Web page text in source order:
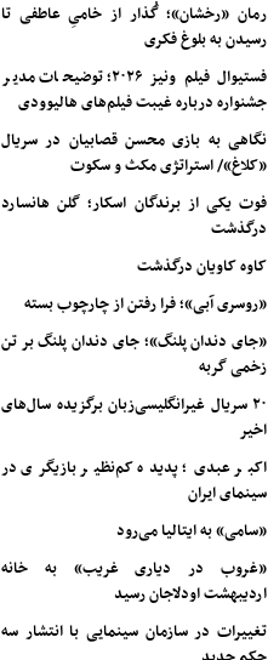
رمان «رخشان»؛ گُذار از خامیِ عاطفی تا
رسیدن به بلوغ فکری
فستیوال فیلم ونیز ۲۰۲۶؛ توضیحات مدیر
جشنواره درباره غیبت فیلم‌های هالیوودی
نگاهی به بازی محسن قصابیان در سریال
«کلاغ»/ استراتژی مکث و سکوت
فوت یکی از برندگان اسکار؛ گلن هانسارد
درگذشت
کاوه کاویان درگذشت
«روسری آبی»؛ فرا رفتن از چارچوب بسته
«جای دندان پلنگ»؛ جای دندان پلنگ بر تن
زخمی گربه
۲۰ سریال غیرانگلیسی‌زبان برگزیده سال‌های
اخیر
اکبر عبدی؛ پدیده کم‌نظیر بازیگری در
سینمای ایران
«سامی» به ایتالیا می‌رود
«غروب در دیاری غریب» به خانه
اردیبهشت اودلاجان رسید
تغییرات در سازمان سینمایی با انتشار سه